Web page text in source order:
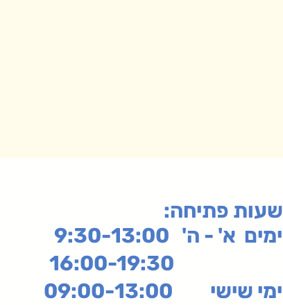
:שעות פתיחה
ימים א' - ה' 9:30-13:00
ימי שישי 09:00-13:00